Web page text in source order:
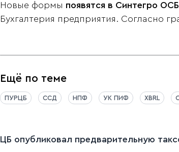
Новые формы появятся в Синтегро
Бухгалтерия предприятия. Согласно
Ещё по теме
ПУРЦБ ССД НПФ УК ПИФ XBRL
ЦБ опубликовал предварительную